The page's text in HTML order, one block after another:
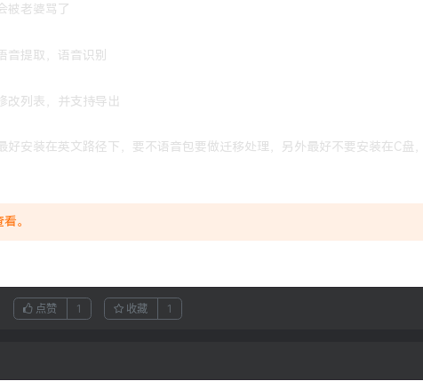
被老婆骂了
音提取，语音识别
改列表，并支持导出
安装在英文路径下，要不语音包要做迁移处理，另外最好不要安装在C盘
。
点赞 1 收藏 1